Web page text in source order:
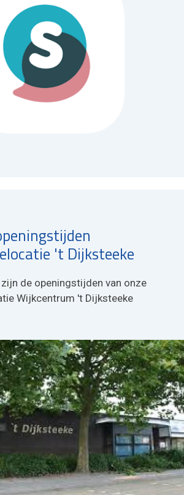
't Dijksteeke
de openingstijden van onze
Wijkcentrum 't Dijksteeke